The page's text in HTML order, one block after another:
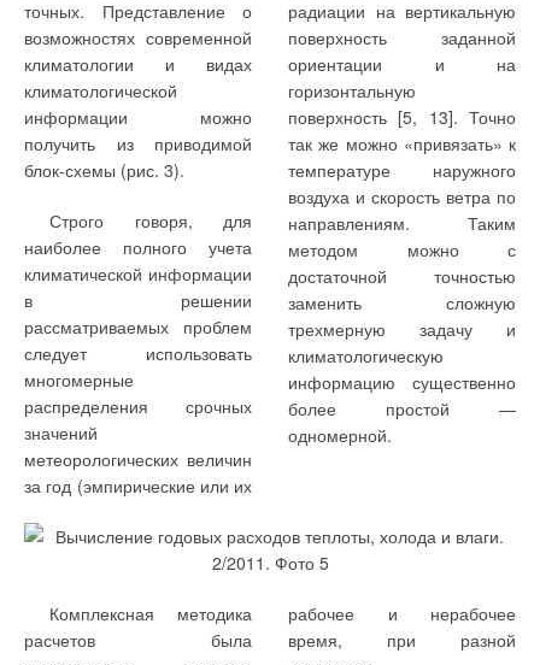
точных. Представление о
возможностях современной
климатологии и видах
климатологической
информации можно
получить из приводимой
блок-схемы (рис. 3).
Строго говоря, для
наиболее полного учета
климатической информации
в решении
рассматриваемых проблем
следует использовать
многомерные
распределения срочных
значений
метеорологических величин
за год (эмпирические или их
радиации на вертикальную
поверхность заданной
ориентации и на
горизонтальную
поверхность [5, 13]. Точно
так же можно «привязать» к
температуре наружного
воздуха и скорость ветра по
направлениям. Таким
методом можно с
достаточной точностью
заменить сложную
трехмерную задачу и
климатологическую
информацию существенно
более простой —
одномерной.
Комплексная методика
расчетов была
рабочее и нерабочее
время, при разной
снабжения газом на базе индивидуальных газобаллонных
развития систем газоэнергоснабжения: Сб. науч. трудов. —
Читайте по теме:
→
Социальная газификация: «Мособлгаз»
догазифицировал 2805 населённых пунктов в МО за
ЖУРНАЛ СОК НОЯБРЬ 2022
→
Счётчики нового поколения Smart GSM: простота и
комфорт
ЖУРНАЛ СОК АПРЕЛЬ 2019
От керосина к газу, или Как Россия опередила Европу на
30 лет
ЖУРНАЛ СОК ИЮЛЬ 2018
→
К вопросу повышения безопасности и эффективности
работы газораспределительной станции
ЖУРНАЛ СОК МАРТ 2018
→
Тепловой режим помещений и энергосбережение на
объектах транспортировки природного газа
Уведомления отключены
Комментарии
Нормативная
очистка сточных
вод от взвешенных
веществ требует их
доочистки на
фильтрах с
зернистой загрузкой
Реконструкция всех пяти
вторичных отстойников в
отстойники-фильтры
отстойников-фильтров
широко применяются ЗАО
«Креал» и реализованы в
серийно выпускаемых этой
фирмой модульных
установках очистки сточных
вод типа БТФ.
СанПиН 2.1.5.980-00. Гигиенические требования к охране
обеззараживание сточных вод малых населенных пунктов. — М.:
Читайте по теме: